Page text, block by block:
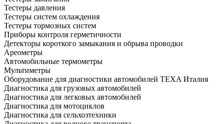
Тестеры давления
Тестеры систем охлаждения
Тестеры тормозных систем
Приборы контроля герметичности
Детекторы короткого замыкания и обрыва проводки
Ареометры
Автомобильные термометры
Мультиметры
Оборудование для диагностики автомобилей TEXA Италия
Диагностика для грузовых автомобилей
Диагностика для легковых автомобилей
Диагностика для мотоциклов
Диагностика для сельхозтехники